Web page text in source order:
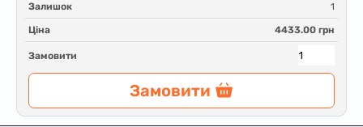
Залишок 1
Ціна 4433.00 грн
Замовити
Замовити